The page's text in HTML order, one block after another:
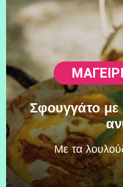
Σφουγγάτο με
Mε τα